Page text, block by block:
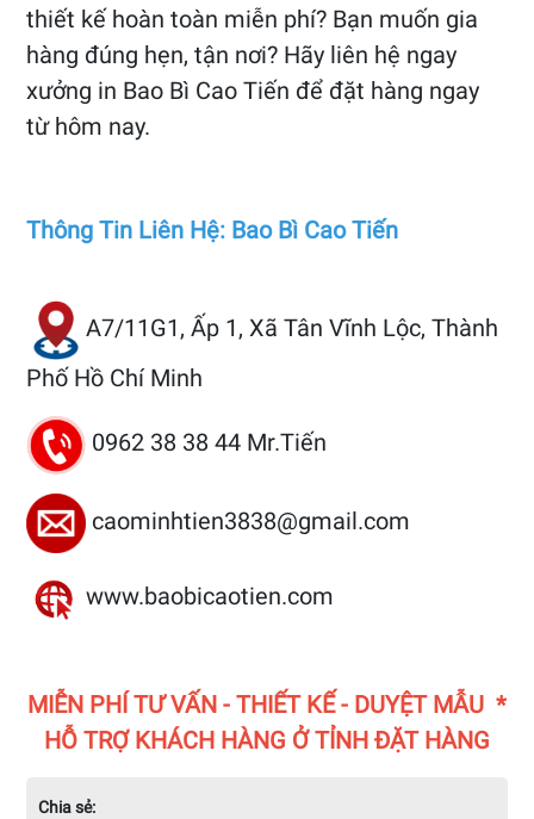
thiết kế hoàn toàn miễn phí? Bạn muốn gia
hàng đúng hẹn, tận nơi? Hãy liên hệ ngay
xưởng in Bao Bì Cao Tiến để đặt hàng ngay
từ hôm nay.
Thông Tin Liên Hệ: Bao Bì Cao Tiến
A7/11G1, Ấp 1, Xã Tân Vĩnh Lộc, Thành
Phố Hồ Chí Minh
0962 38 38 44 Mr.Tiến
caominhtien3838@gmail.com
www.baobicaotien.com
MIỄN PHÍ TƯ VẤN - THIẾT KẾ - DUYỆT MẪU *
HỖ TRỢ KHÁCH HÀNG Ở TỈNH ĐẶT HÀNG
Chia sẻ: